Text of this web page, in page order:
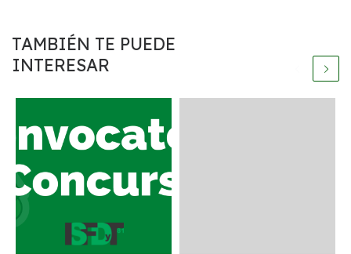
TAMBIÉN TE PUEDE
INTERESAR